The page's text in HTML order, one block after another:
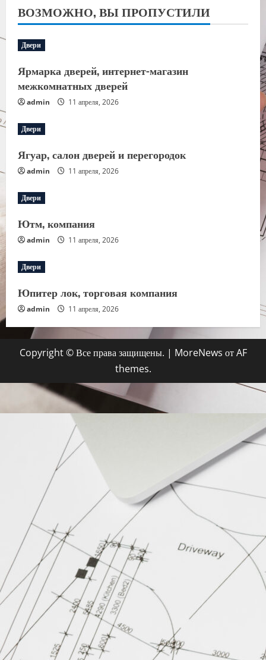
ВОЗМОЖНО, ВЫ ПРОПУСТИЛИ
Двери
Ярмарка дверей, интернет-магазин
межкомнатных дверей
admin 11 апреля, 2026
Двери
Ягуар, салон дверей и перегородок
admin 11 апреля, 2026
Двери
Ютм, компания
admin 11 апреля, 2026
Двери
Юпитер лок, торговая компания
admin 11 апреля, 2026
Copyright © Все права защищены. | MoreNews от AF
themes.